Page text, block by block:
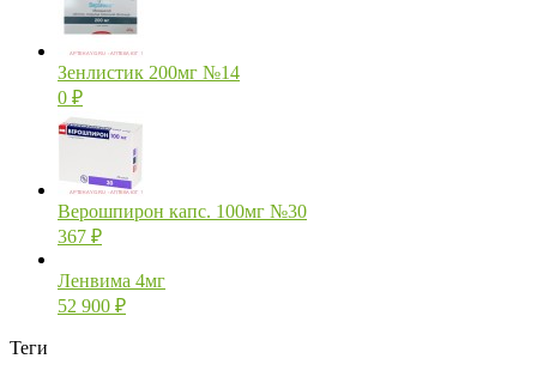
Зенлистик 200мг №14
0 ₽
Верошпирон капс. 100мг №30
367 ₽
Ленвима 4мг
52 900 ₽
Теги